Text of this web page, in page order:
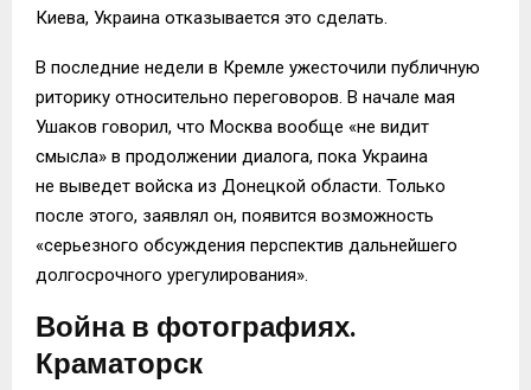
Киева, Украина отказывается это сделать.
В последние недели в Кремле ужесточили публичную
риторику относительно переговоров. В начале мая
Ушаков говорил, что Москва вообще «не видит
смысла» в продолжении диалога, пока Украина
не выведет войска из Донецкой области. Только
после этого, заявлял он, появится возможность
«серьезного обсуждения перспектив дальнейшего
долгосрочного урегулирования».
Война в фотографиях.
Краматорск